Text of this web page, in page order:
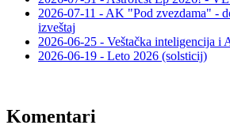
2026-07-11 - AK "Pod zvezdama" -
izveštaj
2026-06-25 - Veštačka inteligencija i
2026-06-19 - Leto 2026 (solsticij)
Komentari